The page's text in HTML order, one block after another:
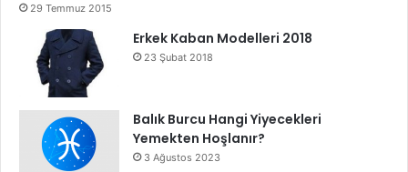
29 Temmuz 2015
Erkek Kaban Modelleri 2018
23 Şubat 2018
Balık Burcu Hangi Yiyecekleri
Yemekten Hoşlanır?
3 Ağustos 2023